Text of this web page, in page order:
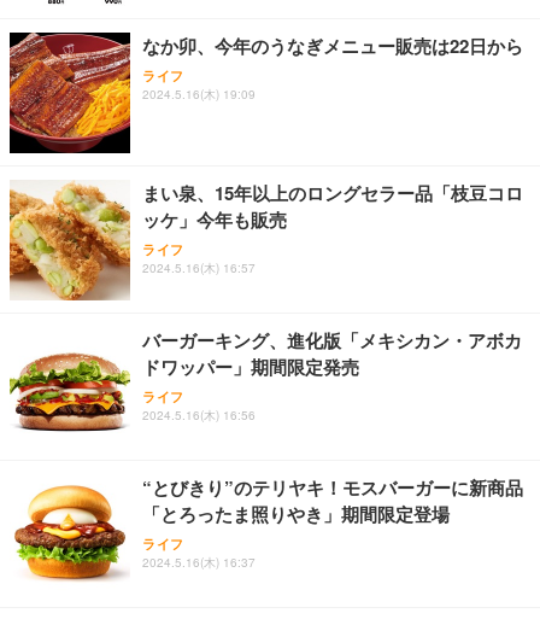
務用 おしゃれ パソコンチェア (ブラック)
Sezlife オフィスチェア デスクチェア 疲れない テレ
ワーク チェア 強化バックレスト 30度ロッキング機
務用 おしゃれ パソコンチェア (ホワイト)
ANDWINT オフィスチェア デスクチェア 肘なし メ
ッシュ 通気性 ランバーサポート付き 腰サポート ガ
ス圧無段階昇降 360度回転 キャスター付き コンパク
【整備済み品】Dell E2724HS 27インチ 液晶モニタ
ー フルHD（1920×1080）VA 非光沢 HDMI/DisplayP
【MiniLED/24.5inch/280Hz/FHD】GRAPHT THE S
HOOTER Gaming Monitor 24” Essential ゲーミン
グモニター QD 24.5インチ 1ms FHD 量子ドット 残
Smart Basic(スマートベーシック) 【Amazon.co.jp
限定】 Smart Basic アイリスオーヤマ ペットシーツ
アイリスオーヤマ ペットシーツ 超厚型 お徳用 レギ
ュラー 200枚入【Amazon.co.jp限定】
なか卯、今年のうなぎメニュー販売は22日から
ライフ
2024.5.16(木) 19:09
まい泉、15年以上のロングセラー品「枝豆コロ
ッケ」今年も販売
ライフ
2024.5.16(木) 16:57
バーガーキング、進化版「メキシカン・アボカ
ドワッパー」期間限定発売
ライフ
2024.5.16(木) 16:56
“とびきり”のテリヤキ！モスバーガーに新商品
「とろったま照りやき」期間限定登場
ライフ
2024.5.16(木) 16:37